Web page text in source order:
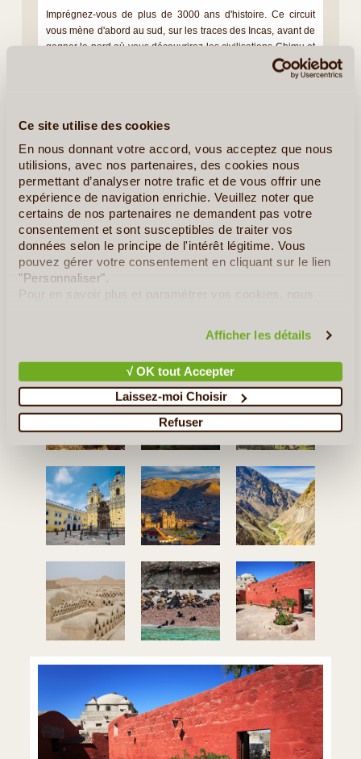
Ce site utilise des cookies
En nous donnant votre accord, vous acceptez que nous
utilisions, avec nos partenaires, des cookies nous
permettant d’analyser notre trafic et de vous offrir une
expérience de navigation enrichie. Veuillez noter que
certains de nos partenaires ne demandent pas votre
consentement et sont susceptibles de traiter vos
données selon le principe de l'intérêt légitime. Vous
pouvez gérer votre consentement en cliquant sur le lien
"Personnaliser".
Pour en savoir plus et paramétrer vos cookies, nous
Afficher les détails
√ OK tout Accepter
Laissez-moi Choisir
Refuser
Imprégnez-vous de plus de 3000 ans d'histoire. Ce circuit
vous mène d'abord au sud, sur les traces des Incas, avant de
gagner le nord où vous découvrirez les civilisations Chimu et
Le Temple du Soleil
Escapade Sportive
L' Amazonie, les Andes et la Côte
Au Pays des Incas
De l'Altiplano à l'Amazonie
Ce que vous Pourriez Découvrir au